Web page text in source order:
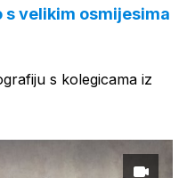
s velikim osmijesima
s kolegicama iz